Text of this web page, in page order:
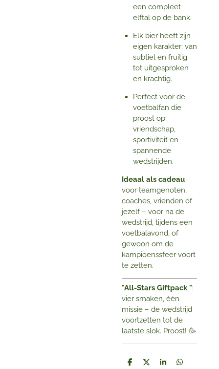
een compleet
elftal op de bank.
Elk bier heeft zijn
eigen karakter: van
subtiel en fruitig
tot uitgesproken
en krachtig.
Perfect voor de
voetbalfan die
proost op
vriendschap,
sportiviteit en
spannende
wedstrijden.
Ideaal als cadeau
voor teamgenoten,
coaches, vrienden of
jezelf – voor na de
wedstrijd, tijdens een
voetbalavond, of
gewoon om de
kampioenssfeer voort
te zetten.
"All-Stars Giftpack ":
vier smaken, één
missie – de wedstrijd
voortzetten tot de
laatste slok. Proost! 🥳
D
D
S
D